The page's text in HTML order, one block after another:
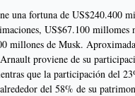
una fortuna de US$240.400
US$67.100 millomes
millones de Musk.
proviene de su
que la participación del
del 58% de su